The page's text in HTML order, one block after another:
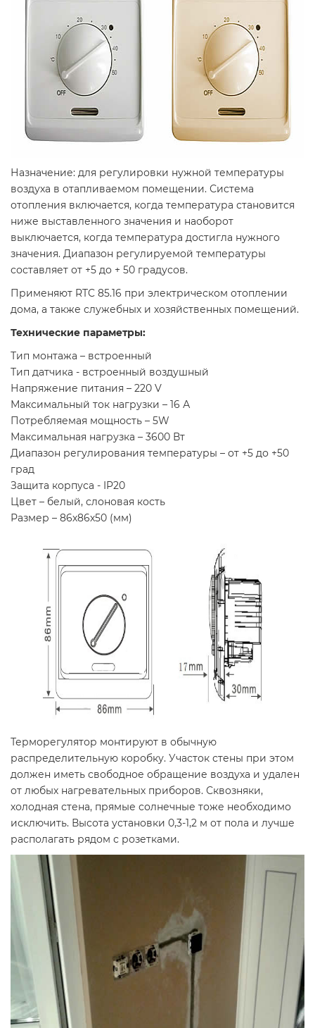
Назначение: для регулировки нужной температуры
воздуха в отапливаемом помещении. Система
отопления включается, когда температура становится
ниже выставленного значения и наоборот
выключается, когда температура достигла нужного
значения. Диапазон регулируемой температуры
составляет от +5 до + 50 градусов.
Применяют RTC 85.16 при электрическом отоплении
дома, а также служебных и хозяйственных помещений.
Технические параметры:
Тип монтажа – встроенный
Тип датчика - встроенный воздушный
Напряжение питания – 220 V
Максимальный ток нагрузки – 16 А
Потребляемая мощность – 5W
Максимальная нагрузка – 3600 Вт
Диапазон регулирования температуры – от +5 до +50
град
Защита корпуса - IP20
Цвет – белый, слоновая кость
Размер – 86х86х50 (мм)
Терморегулятор монтируют в обычную
распределительную коробку. Участок стены при этом
должен иметь свободное обращение воздуха и удален
от любых нагревательных приборов. Сквозняки,
холодная стена, прямые солнечные тоже необходимо
исключить. Высота установки 0,3-1,2 м от пола и лучше
располагать рядом с розетками.